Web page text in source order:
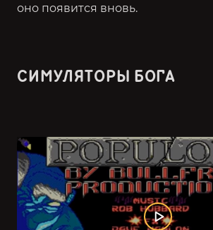
оно появится вновь.
СИМУЛЯТОРЫ БОГА